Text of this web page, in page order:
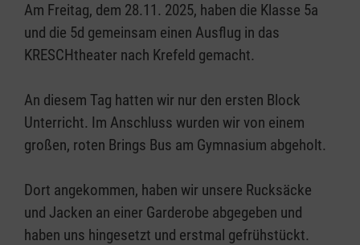
Am Freitag, dem 28.11. 2025, haben die Klasse 5a
und die 5d gemeinsam einen Ausflug in das
KRESCHtheater nach Krefeld gemacht.
An diesem Tag hatten wir nur den ersten Block
Unterricht. Im Anschluss wurden wir von einem
großen, roten Brings Bus am Gymnasium abgeholt.
Dort angekommen, haben wir unsere Rucksäcke
und Jacken an einer Garderobe abgegeben und
haben uns hingesetzt und erstmal gefrühstückt.